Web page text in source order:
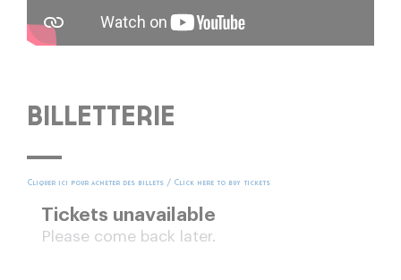
BILLETTERIE
Cliquer ici pour acheter des billets / Click here to buy tickets